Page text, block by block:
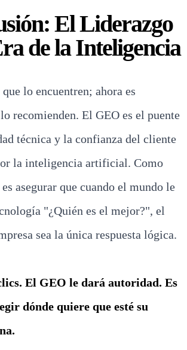
El Liderazgo
de la Inteligencia
lo encuentren; ahora es
recomienden. El GEO es el puente
técnica y la confianza del cliente
la inteligencia artificial. Como
asegurar que cuando el mundo le
"¿Quién es el mejor?", el
sea la única respuesta lógica.
El GEO le dará autoridad. Es
dónde quiere que esté su